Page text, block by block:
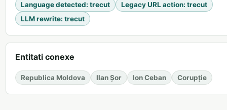
Language detected: trecut Legacy URL action: trecut
LLM rewrite: trecut
Entitati conexe
Republica Moldova Ilan Șor Ion Ceban Corupție